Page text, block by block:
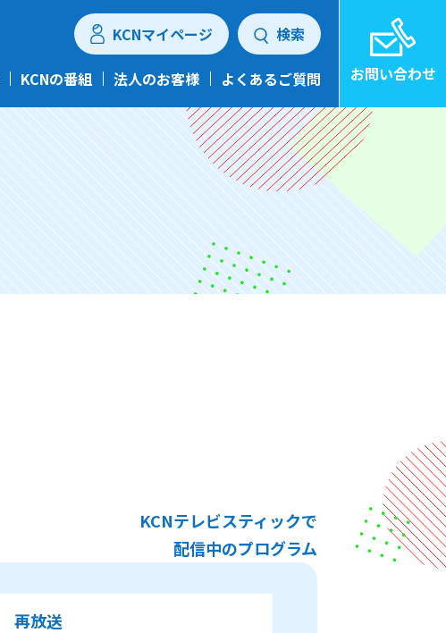
KCNの番組 法人のお客様 よくあるご質問
検索
KCNマイページ
お問い合わせ
KCNテレビスティックで
配信中のプログラム
再放送